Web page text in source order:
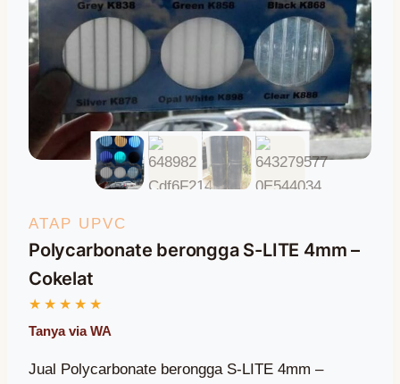
ATAP UPVC
Polycarbonate berongga S-LITE 4mm –
Cokelat
Jual Polycarbonate berongga S-LITE 4mm –